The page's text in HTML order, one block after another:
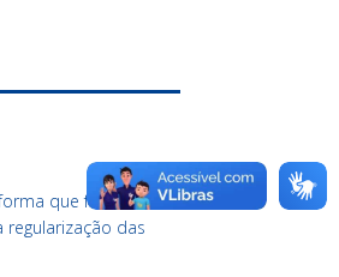
que foi
das